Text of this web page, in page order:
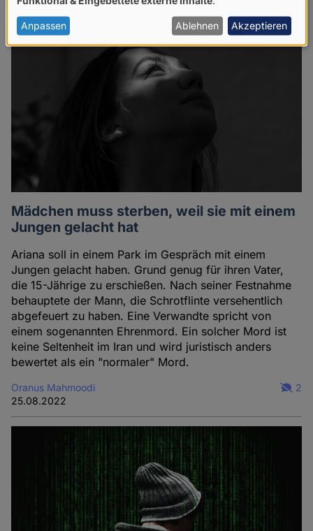
Mädchen muss sterben, weil sie mit einem
Jungen gelacht hat
Ariana soll in einem Park im Gespräch mit einem
Jungen gelacht haben. Grund genug für ihren Vater,
die 15-Jährige zu erschießen. Nach seiner Festnahme
behauptete der Mann, die Schrotflinte versehentlich
abgefeuert zu haben. Eine Verwandte spricht von
einem sogenannten Ehrenmord. Ein solcher Mord ist
keine Seltenheit im Iran und wird juristisch anders
bewertet als ein "normaler" Mord.
Oranus Mahmoodi
25.08.2022
2
von
personenbezogenen
Daten
Anpassen Ablehnen Akzeptieren